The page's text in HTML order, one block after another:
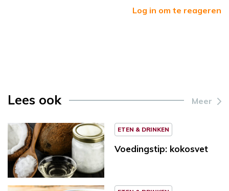
Log in om te reageren
Lees ook Meer
ETEN & DRINKEN
Voedingstip: kokosvet